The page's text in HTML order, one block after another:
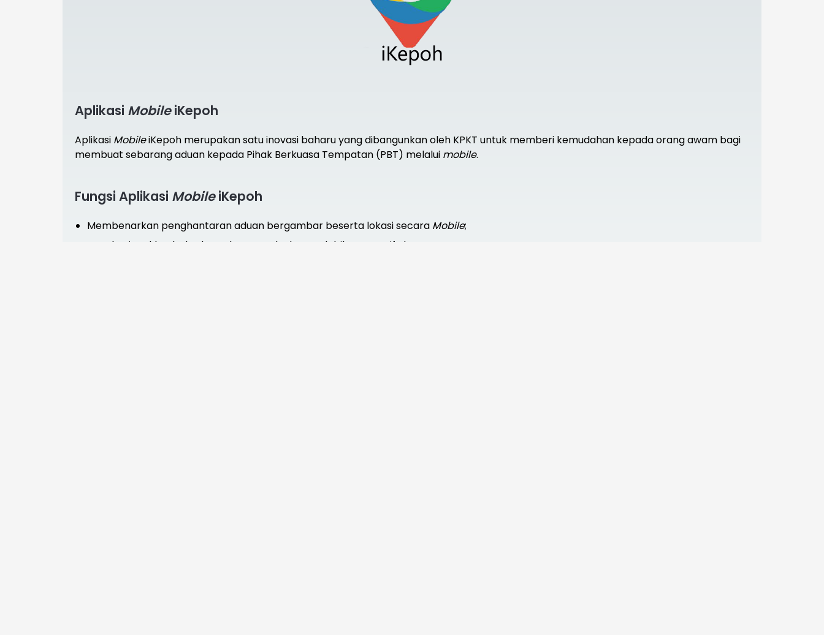
Aplikasi MobileiKepoh
Aplikasi MobileiKepoh merupakan satu inovasi baharu yang dibangunkan oleh KPKT untuk memberi kemudahan kepada orang awam bagi
membuat sebarang aduan kepada Pihak Berkuasa Tempatan (PBT) melalui mobile.
Fungsi Aplikasi MobileiKepoh
Membenarkan penghantaran aduan bergambar beserta lokasi secara Mobile;
Memberi maklumbalas kepada pengadu dengan lebih responsif; dan